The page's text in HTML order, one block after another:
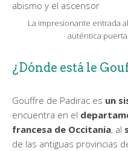
La impresionante entrada
auténtica
¿Dónde está le
Gouffre de Padirac es un
encuentra en el
francesa de Occitania, al
de las antiguas provincias